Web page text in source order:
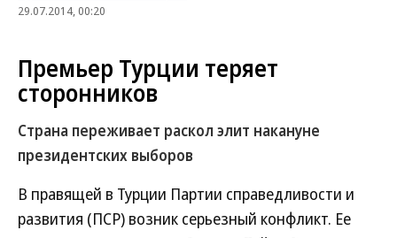
29.07.2014, 00:20
Премьер Турции теряет
сторонников
Страна переживает раскол элит накануне
президентских выборов
В правящей в Турции Партии справедливости и
развития (ПСР) возник серьезный конфликт. Ее